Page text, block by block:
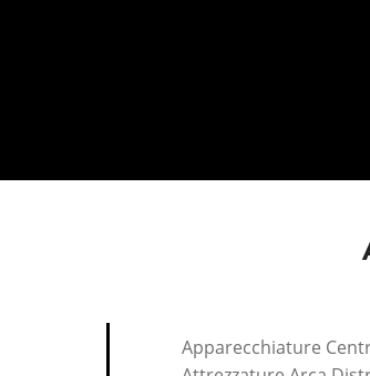
Apparecchiature